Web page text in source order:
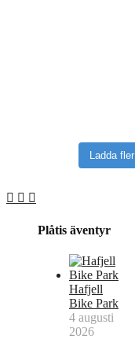
Ladda fler
Plåtis äventyr
Hafjell
Bike Park
4 augusti
2026